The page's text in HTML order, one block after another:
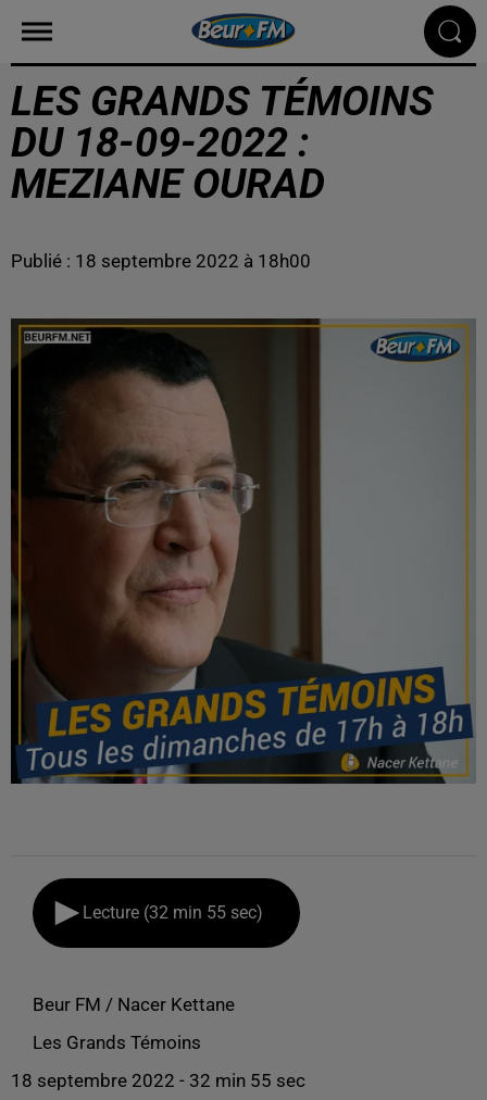
LES GRANDS TÉMOINS
DU 18-09-2022 :
MEZIANE OURAD
Publié : 18 septembre 2022 à 18h00
Lecture (32 min 55 sec)
Beur FM / Nacer Kettane
Les Grands Témoins
18 septembre 2022 - 32 min 55 sec